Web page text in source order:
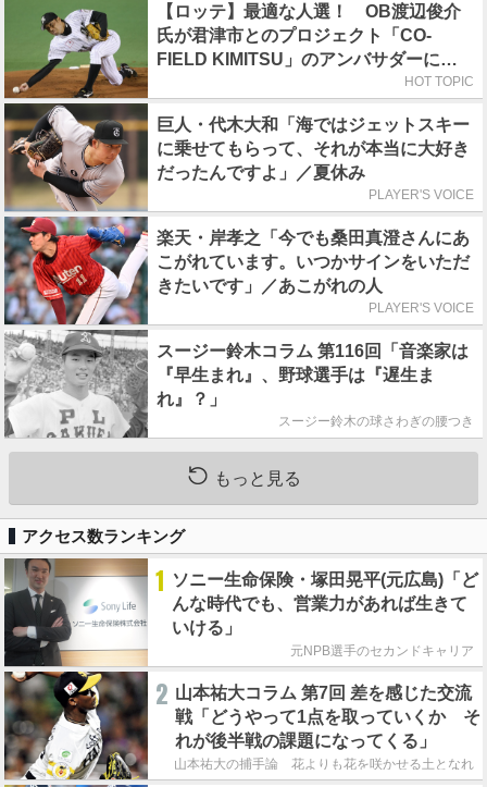
【ロッテ】最適な人選！ OB渡辺俊介
氏が君津市とのプロジェクト「CO-
FIELD KIMITSU」のアンバサダーに就
HOT TOPIC
巨人・代木大和「海ではジェットスキー
に乗せてもらって、それが本当に大好き
だったんですよ」／夏休み
PLAYER'S VOICE
楽天・岸孝之「今でも桑田真澄さんにあ
こがれています。いつかサインをいただ
きたいです」／あこがれの人
PLAYER'S VOICE
スージー鈴木コラム 第116回「音楽家は
『早生まれ』、野球選手は『遅生ま
れ』？」
スージー鈴木の球さわぎの腰つき
もっと見る
アクセス数ランキング
1 ソニー生命保険・塚田晃平(元広島)「ど
んな時代でも、営業力があれば生きて
いける」
元NPB選手のセカンドキャリア
2 山本祐大コラム 第7回 差を感じた交流
戦「どうやって1点を取っていくか そ
れが後半戦の課題になってくる」
山本祐大の捕手論 花よりも花を咲かせる土となれ